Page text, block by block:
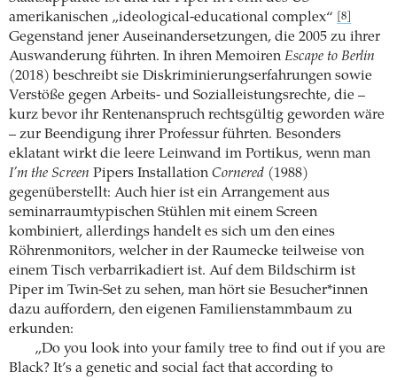
amerikanischen „ideological-­educational complex“
[8]
Gegenstand jener Auseinandersetzungen, die 2005 zu ihrer
Auswanderung führten. In ihren Memoiren Escape to Berlin
(2018) beschreibt sie Diskriminierungserfahrungen sowie
Verstöße gegen Arbeits- und Sozialleistungs­rechte, die –
kurz bevor ihr Rentenanspruch rechtsgültig geworden wäre
– zur Beendigung ihrer Professur führten. Besonders
eklatant wirkt die leere Leinwand im Portikus, wenn man
I’m the Screen Pipers Installation Cornered (1988)
gegenüberstellt: Auch hier ist ein Arrangement aus
seminarraumtypischen Stühlen mit einem Screen
kombiniert, allerdings handelt es sich um den eines
Röhrenmonitors, welcher in der Raumecke teilweise von
einem Tisch verbarrikadiert ist. Auf dem Bildschirm ist
Piper im Twin-Set zu sehen, man hört sie Besucher*innen
dazu auffordern, den eigenen Familienstammbaum zu
erkunden:
„Do you look into your family tree to find out if you are
Black? It’s a genetic and social fact that according to